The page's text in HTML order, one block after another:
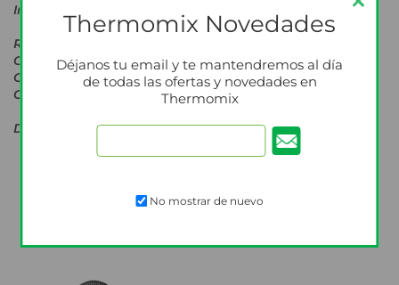
Incluye:
Rodillo para lasaña
Cortador de fettuccine
Cortador de spaghetti
Cepillo de limpieza
De la masa al plato, como un verdadero chef italiano
este artículo también
Thermomix Novedades
Déjanos tu email y te mantendremos al día
de todas las ofertas y novedades en
Thermomix
No mostrar de nuevo